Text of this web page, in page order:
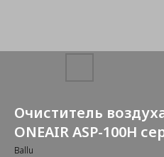
Очиститель
ONEAIR ASP-100H
Ballu